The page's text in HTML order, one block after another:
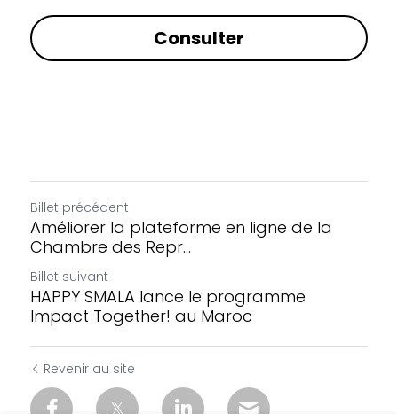
Consulter
Billet précédent
Améliorer la plateforme en ligne de la
Chambre des Repr...
Billet suivant
HAPPY SMALA lance le programme
Impact Together! au Maroc
Revenir au site